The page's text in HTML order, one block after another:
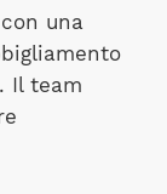
una
Il team